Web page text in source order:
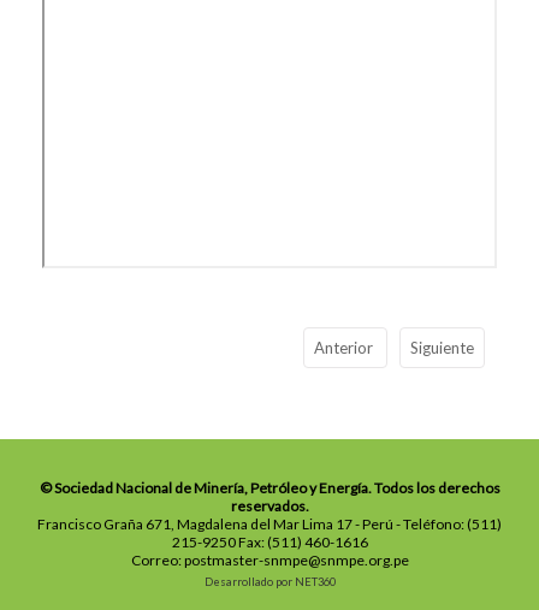
Anterior Siguiente
© Sociedad Nacional de Minería, Petróleo y Energía. Todos los derechos
reservados.
Francisco Graña 671, Magdalena del Mar Lima 17 - Perú - Teléfono: (511)
215-9250 Fax: (511) 460-1616
Correo: postmaster-snmpe@snmpe.org.pe
Desarrollado por NET360